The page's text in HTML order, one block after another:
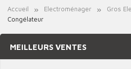
Accueil Electroménager
Gros
Congélateur
MEILLEURS VENTES